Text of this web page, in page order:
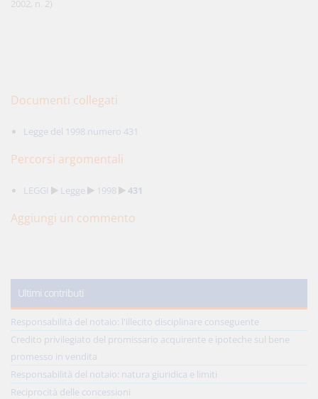
2002, n. 2)
Documenti collegati
Legge del 1998 numero 431
Percorsi argomentali
LEGGI Legge 1998 431
Aggiungi un commento
Ultimi contributi
Responsabilità del notaio: l'illecito disciplinare conseguente
Credito privilegiato del promissario acquirente e ipoteche sul bene
promesso in vendita
Responsabilità del notaio: natura giuridica e limiti
Reciprocità delle concessioni